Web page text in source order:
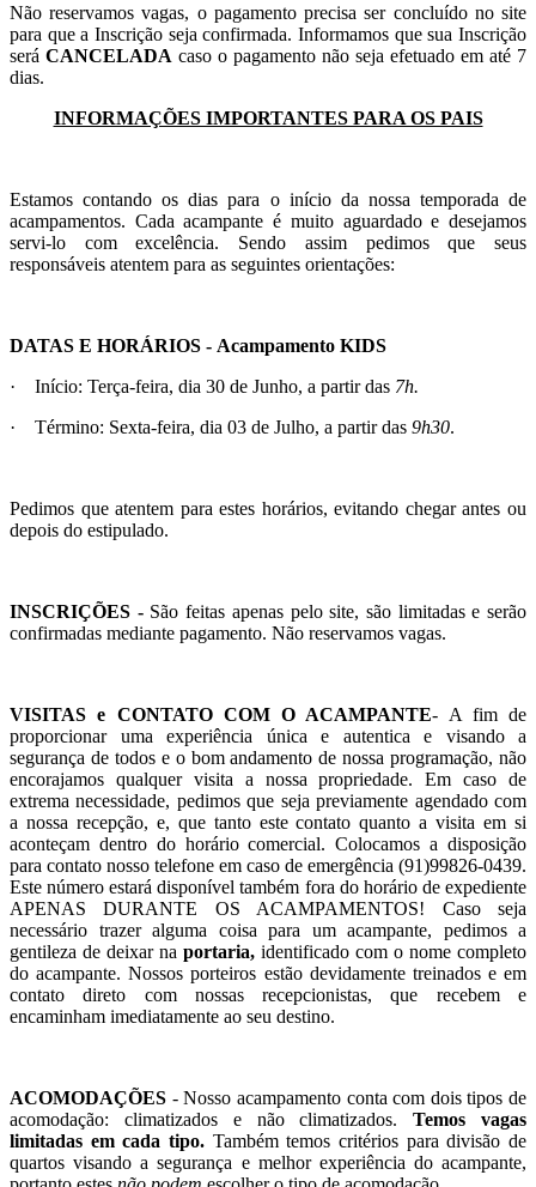
Não reservamos vagas, o pagamento precisa ser concluído no site
para que a Inscrição seja confirmada. Informamos que sua Inscrição
será CANCELADA caso o pagamento não seja efetuado em até 7
dias.
INFORMAÇÕES IMPORTANTES PARA OS PAIS
Estamos contando os dias para o início da nossa temporada de
acampamentos. Cada acampante é muito aguardado e desejamos
servi-lo com excelência. Sendo assim pedimos que seus
responsáveis atentem para as seguintes orientações:
DATAS E HORÁRIOS - Acampamento KIDS
· Início: Terça-feira, dia 30 de Junho, a partir das 7h.
· Término: Sexta-feira, dia 03 de Julho, a partir das 9h30.
Pedimos que atentem para estes horários, evitando chegar antes ou
depois do estipulado.
INSCRIÇÕES -São feitas apenas pelo site, são limitadas e serão
confirmadas mediante pagamento. Não reservamos vagas.
VISITAS e CONTATO COM O ACAMPANTE- A fim de
proporcionar uma experiência única e autentica e visando a
segurança de todos e o bom andamento de nossa programação, não
encorajamos qualquer visita a nossa propriedade. Em caso de
extrema necessidade, pedimos que seja previamente agendado com
a nossa recepção, e, que tanto este contato quanto a visita em si
aconteçam dentro do horário comercial. Colocamos a disposição
para contato nosso telefone em caso de emergência (91)99826-0439.
Este número estará disponível também fora do horário de expediente
APENAS DURANTE OS ACAMPAMENTOS! Caso seja
necessário trazer alguma coisa para um acampante, pedimos a
gentileza de deixar na portaria, identificado com o nome completo
do acampante. Nossos porteiros estão devidamente treinados e em
contato direto com nossas recepcionistas, que recebem e
encaminham imediatamente ao seu destino.
ACOMODAÇÕES - Nosso acampamento conta com dois tipos de
acomodação: climatizados e não climatizados.Temos vagas
limitadas em cada tipo. Também temos critérios para divisão de
quartos visando a segurança e melhor experiência do acampante,